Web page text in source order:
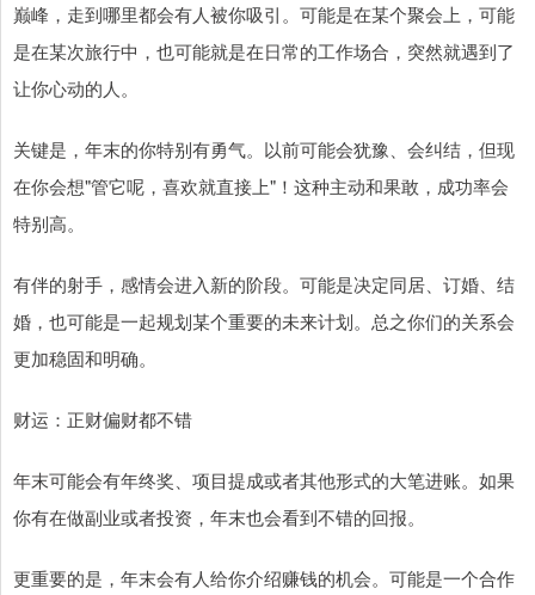
巅峰，走到哪里都会有人被你吸引。可能是在某个聚会上，可能
是在某次旅行中，也可能就是在日常的工作场合，突然就遇到了
让你心动的人。
关键是，年末的你特别有勇气。以前可能会犹豫、会纠结，但现
在你会想"管它呢，喜欢就直接上"！这种主动和果敢，成功率会
特别高。
有伴的射手，感情会进入新的阶段。可能是决定同居、订婚、结
婚，也可能是一起规划某个重要的未来计划。总之你们的关系会
更加稳固和明确。
财运：正财偏财都不错
年末可能会有年终奖、项目提成或者其他形式的大笔进账。如果
你有在做副业或者投资，年末也会看到不错的回报。
更重要的是，年末会有人给你介绍赚钱的机会。可能是一个合作